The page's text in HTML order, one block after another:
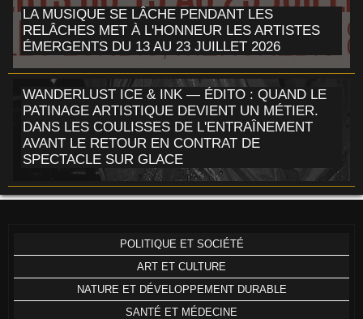
LA MUSIQUE SE LÂCHE PENDANT LES
RELÂCHES MET À L'HONNEUR LES ARTISTES
ÉMERGENTS DU 13 AU 23 JUILLET 2026
WANDERLUST ICE & INK — ÉDITO : QUAND LE
PATINAGE ARTISTIQUE DEVIENT UN MÉTIER.
DANS LES COULISSES DE L'ENTRAÎNEMENT
AVANT LE RETOUR EN CONTRAT DE
SPECTACLE SUR GLACE
POLITIQUE ET SOCIÉTÉ
ART ET CULTURE
NATURE ET DÉVELOPPEMENT DURABLE
SANTÉ ET MÉDECINE